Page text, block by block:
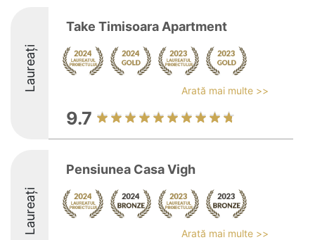
Laureați
Take Timisoara Apartment
Arată mai multe >>
9.7
Laureați
Pensiunea Casa Vigh
Arată mai multe >>